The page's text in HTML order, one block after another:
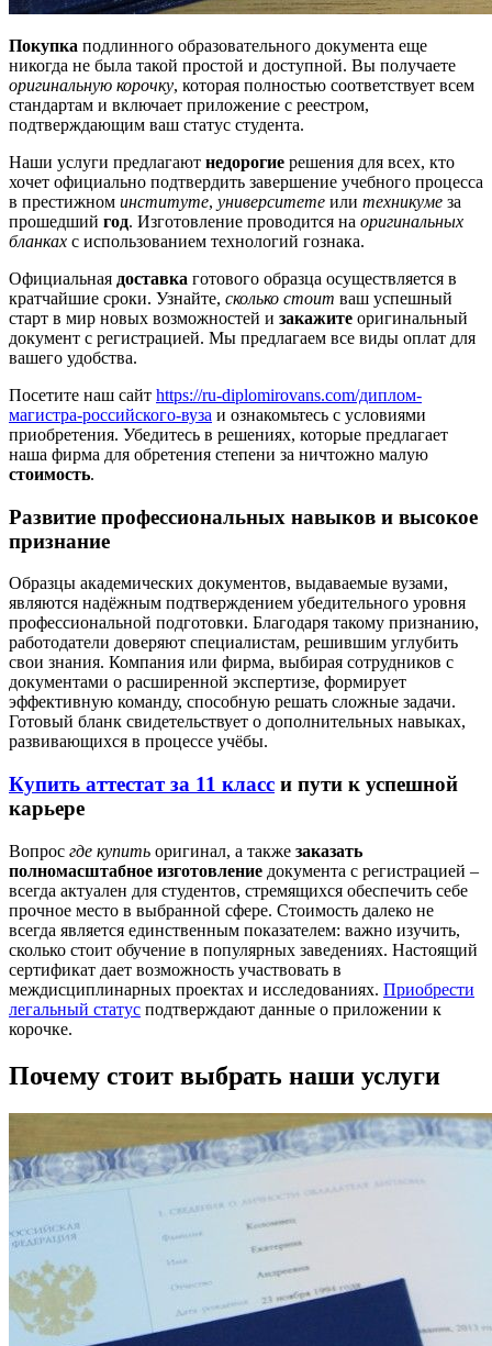
Покупка подлинного образовательного документа еще
никогда не была такой простой и доступной. Вы получаете
оригинальную корочку, которая полностью соответствует всем
стандартам и включает приложение с реестром,
подтверждающим ваш статус студента.
Наши услуги предлагают недорогие решения для всех, кто
хочет официально подтвердить завершение учебного процесса
в престижном институте, университете или техникуме за
прошедший год. Изготовление проводится на оригинальных
бланках с использованием технологий гознака.
Официальная доставка готового образца осуществляется в
кратчайшие сроки. Узнайте, сколько стоит ваш успешный
старт в мир новых возможностей и закажите оригинальный
документ с регистрацией. Мы предлагаем все виды оплат для
вашего удобства.
Посетите наш сайт https://ru-diplomirovans.com/диплом-
магистра-российского-вуза и ознакомьтесь с условиями
приобретения. Убедитесь в решениях, которые предлагает
наша фирма для обретения степени за ничтожно малую
стоимость.
Развитие профессиональных навыков и высокое
признание
Образцы академических документов, выдаваемые вузами,
являются надёжным подтверждением убедительного уровня
профессиональной подготовки. Благодаря такому признанию,
работодатели доверяют специалистам, решившим углубить
свои знания. Компания или фирма, выбирая сотрудников с
документами о расширенной экспертизе, формирует
эффективную команду, способную решать сложные задачи.
Готовый бланк свидетельствует о дополнительных навыках,
развивающихся в процессе учёбы.
Купить аттестат за 11 класс и пути к успешной
карьере
Вопрос где купить оригинал, а также заказать
полномасштабное изготовление документа с регистрацией –
всегда актуален для студентов, стремящихся обеспечить себе
прочное место в выбранной сфере. Стоимость далеко не
всегда является единственным показателем: важно изучить,
сколько стоит обучение в популярных заведениях. Настоящий
сертификат дает возможность участвовать в
междисциплинарных проектах и исследованиях. Приобрести
легальный статус подтверждают данные о приложении к
корочке.
Почему стоит выбрать наши услуги